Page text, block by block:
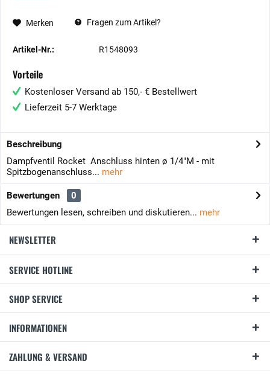
Merken Fragen zum Artikel?
Artikel-Nr.: R1548093
Vorteile
Kostenloser Versand ab 150,- € Bestellwert
Lieferzeit 5-7 Werktage
Beschreibung
Dampfventil Rocket Anschluss hinten ø 1/4"M - mit
Spitzbogenanschluss... mehr
Bewertungen
0
Bewertungen lesen, schreiben und diskutieren... mehr
NEWSLETTER
SERVICE HOTLINE
SHOP SERVICE
INFORMATIONEN
ZAHLUNG & VERSAND